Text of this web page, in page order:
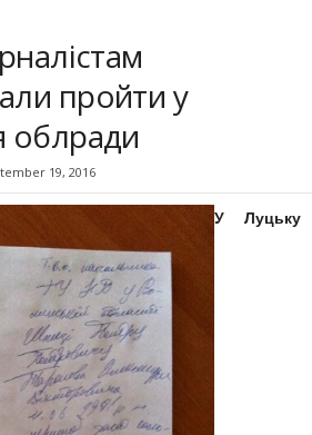
пройти у
облради
19, 2016
У Луцьку